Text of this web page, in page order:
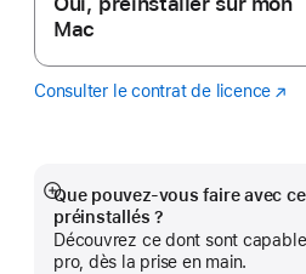
Mac
Consulter le contrat de licence Logic
Que pouvez-vous faire avec
préinstallés ?
Découvrez ce dont sont
pro, dès la prise en main.
Afficher
plus